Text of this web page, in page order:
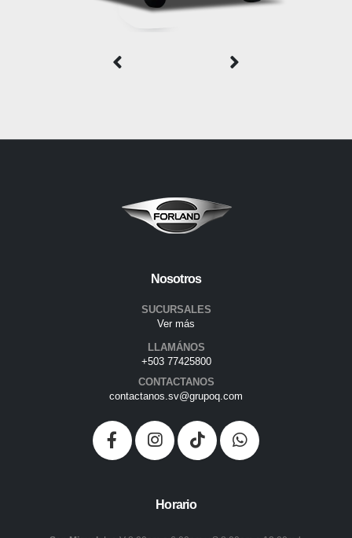
Nosotros
SUCURSALES
Ver más
LLAMÁNOS
+503 77425800
CONTACTANOS
contactanos.sv@grupoq.com
Horario